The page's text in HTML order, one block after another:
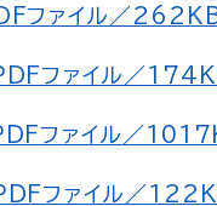
ファイル／
ファイル／
ファイル／
ファイル／